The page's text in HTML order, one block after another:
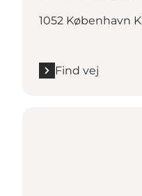
1052 København K
Find vej